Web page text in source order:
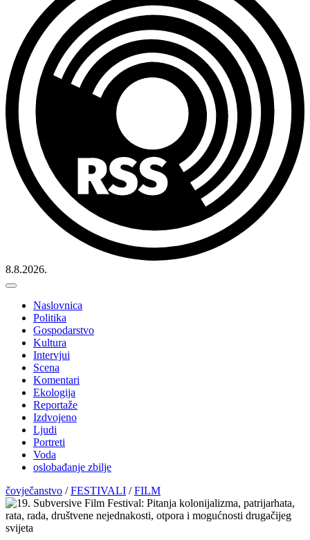
8.8.2026.
Naslovnica
Politika
Gospodarstvo
Kultura
Intervjui
Scena
Komentari
Ekologija
Reportaže
Izdvojeno
Ljudi
Portreti
Voda
oslobađanje zbilje
čovječanstvo /FESTIVALI /FILM